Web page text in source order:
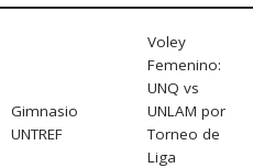
Gimnasio
UNTREF
Voley
Femenino:
UNQ vs
UNLAM por
Torneo de
Liga